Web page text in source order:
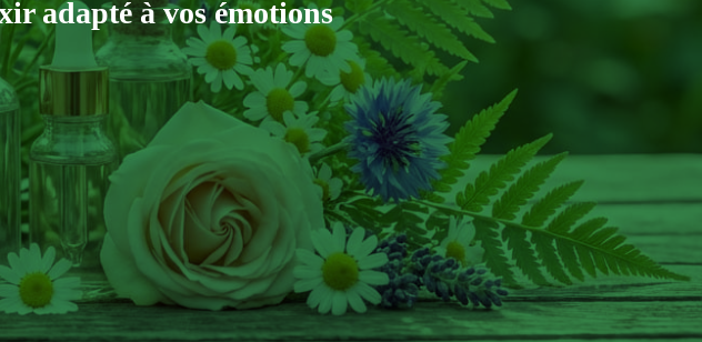
adapté à vos émotions